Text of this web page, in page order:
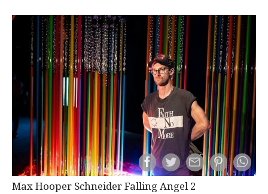
Max Hooper Schneider Falling Angel 2